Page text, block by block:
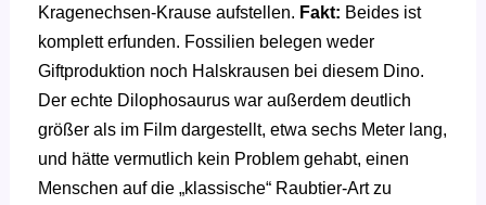
Kragenechsen-Krause aufstellen. Fakt: Beides ist
komplett erfunden. Fossilien belegen weder
Giftproduktion noch Halskrausen bei diesem Dino.
Der echte Dilophosaurus war außerdem deutlich
größer als im Film dargestellt, etwa sechs Meter lang,
und hätte vermutlich kein Problem gehabt, einen
Menschen auf die „klassische“ Raubtier-Art zu